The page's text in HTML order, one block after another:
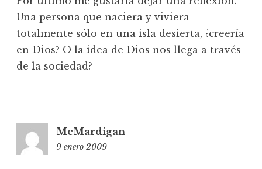
Una persona que naciera y viviera
totalmente sólo en una isla desierta, ¿creería
en Dios? O la idea de Dios nos llega a través
de la sociedad?
McMardigan
9 enero 2009